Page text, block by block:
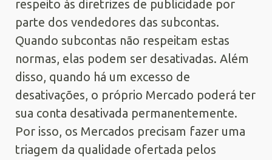
respeito às diretrizes de publicidade por
parte dos vendedores das subcontas.
Quando subcontas não respeitam estas
normas, elas podem ser desativadas. Além
disso, quando há um excesso de
desativações, o próprio Mercado poderá ter
sua conta desativada permanentemente.
Por isso, os Mercados precisam fazer uma
triagem da qualidade ofertada pelos